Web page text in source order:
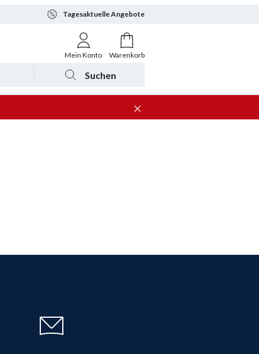
Tagesaktuelle Angebote
Mein Konto Warenkorb
Suchen